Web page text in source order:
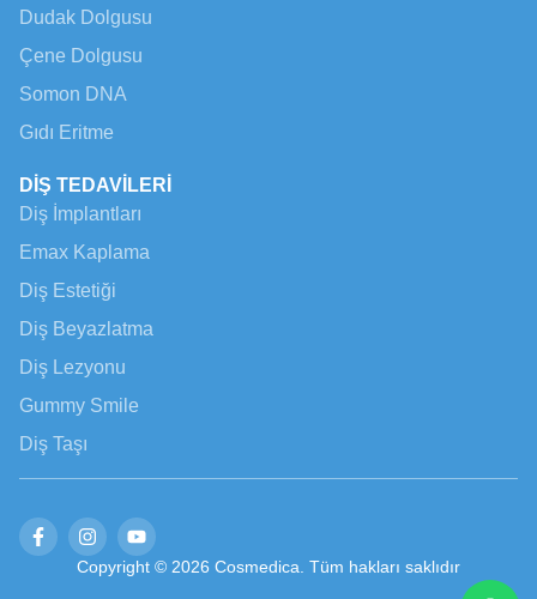
Dudak Dolgusu
Çene Dolgusu
Somon DNA
Gıdı Eritme
DİŞ TEDAVİLERİ
Diş İmplantları
Emax Kaplama
Diş Estetiği
Diş Beyazlatma
Diş Lezyonu
Gummy Smile
Diş Taşı
Copyright © 2026 Cosmedica. Tüm hakları saklıdır